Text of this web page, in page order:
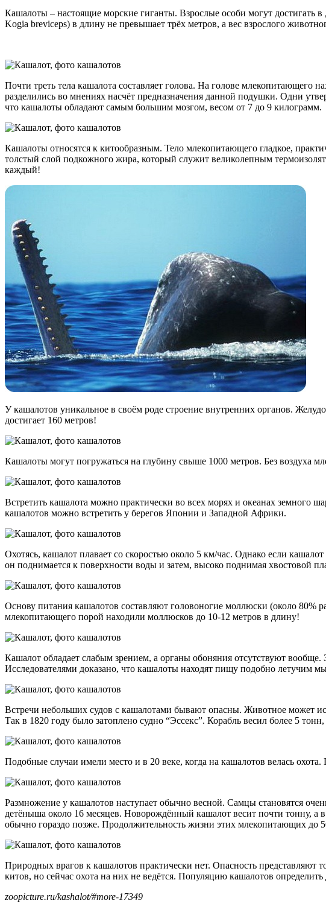
Кашалоты – настоящие морские гиганты. Взрослые особи могут достигать
Kogia breviceps) в длину не превышает трёх метров, а вес взрослого
Почти треть тела кашалота составляет голова. На голове млекопитающего
разделились во мнениях насчёт предназначения данной подушки. Одни
что кашалоты обладают самым большим мозгом, весом от 7 до 9 килограмм.
Кашалоты относятся к китообразным. Тело млекопитающего гладкое,
толстый слой подкожного жира, который служит великолепным
каждый!
У кашалотов уникальное в своём роде строение внутренних органов.
достигает 160 метров!
Кашалоты могут погружаться на глубину свыше 1000 метров. Без воздуха
Встретить кашалота можно практически во всех морях и океанах земного
кашалотов можно встретить у берегов Японии и Западной Африки.
Охотясь, кашалот плавает со скоростью около 5 км/час. Однако если
он поднимается к поверхности воды и затем, высоко поднимая хвостовой
Основу питания кашалотов составляют головоногие моллюски (около 80%
млекопитающего порой находили моллюсков до 10-12 метров в длину!
Кашалот обладает слабым зрением, а органы обоняния отсутствуют
Исследователями доказано, что кашалоты находят пищу подобно летучим
Встречи небольших судов с кашалотами бывают опасны. Животное может
Так в 1820 году было затоплено судно “Эссекс”. Корабль весил более 5
Подобные случаи имели место и в 20 веке, когда на кашалотов велась
Размножение у кашалотов наступает обычно весной. Самцы становятся
детёныша около 16 месяцев. Новорождённый кашалот весит почти тонну, а
обычно гораздо позже. Продолжительность жизни этих млекопитающих до
Природных врагов к кашалотов практически нет. Опасность
китов, но сейчас охота на них не ведётся. Популяцию кашалотов
zoopicture.ru/kashalot/#more-17349